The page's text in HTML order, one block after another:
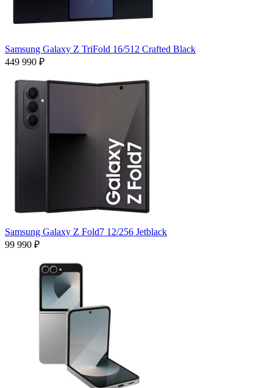
Samsung Galaxy Z TriFold 16/512 Crafted Black
449 990 ₽
Samsung Galaxy Z Fold7 12/256 Jetblack
99 990 ₽